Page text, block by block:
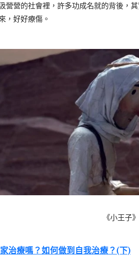
營營的社會裡，許多功成名就的背後，
，好好療傷。
《小王子
治療嗎？如何做到自我治療？(下)